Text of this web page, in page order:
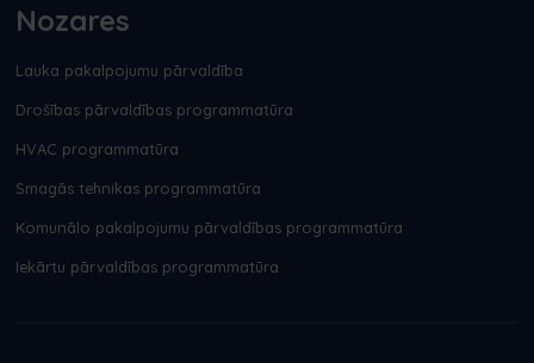
Nozares
Lauka pakalpojumu pārvaldība
Drošības pārvaldības programmatūra
HVAC programmatūra
Smagās tehnikas programmatūra
Komunālo pakalpojumu pārvaldības programmatūra
Iekārtu pārvaldības programmatūra